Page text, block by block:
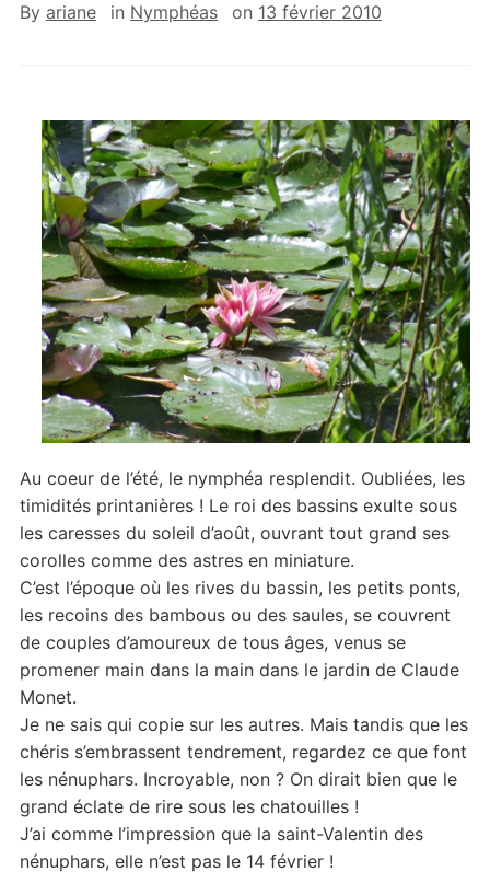
By ariane in Nymphéas on 13 février 2010
Au coeur de l’été, le nymphéa resplendit. Oubliées, les
timidités printanières ! Le roi des bassins exulte sous
les caresses du soleil d’août, ouvrant tout grand ses
corolles comme des astres en miniature.
C’est l’époque où les rives du bassin, les petits ponts,
les recoins des bambous ou des saules, se couvrent
de couples d’amoureux de tous âges, venus se
promener main dans la main dans le jardin de Claude
Monet.
Je ne sais qui copie sur les autres. Mais tandis que les
chéris s’embrassent tendrement, regardez ce que font
les nénuphars. Incroyable, non ? On dirait bien que le
grand éclate de rire sous les chatouilles !
J’ai comme l’impression que la saint-Valentin des
nénuphars, elle n’est pas le 14 février !